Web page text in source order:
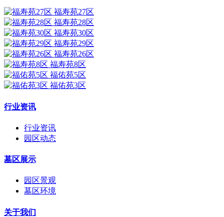
福寿苑27区
福寿苑28区
福寿苑30区
福寿苑29区
福寿苑26区
福寿苑8区
福佑苑5区
福佑苑3区
行业资讯
行业资讯
园区动态
墓区展示
园区景观
墓区环境
关于我们